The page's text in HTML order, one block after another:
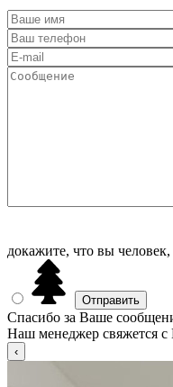
докажите, что вы
Спасибо за Ваше
Наш менеджер свяжется